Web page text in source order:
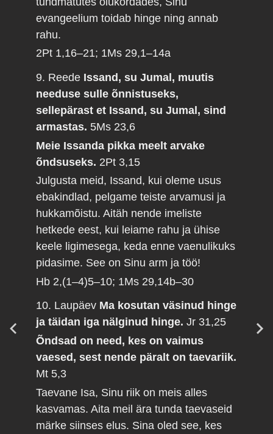
evangeelium toidab hinge ning annab
rahu.
2Pt 1,16–21; 1Ms 29,1–14a
9. Reede Issand, su Jumal, muutis
needuse sulle õnnistuseks,
sellepärast et Issand, su Jumal, sind
armastas. 5Ms 23,6
Meie Issanda pikka meelt arvake
õndsuseks. 2Pt 3,15
Julgusta meid, Issand, kui oleme usus
ebakindlad, pelgame teiste arvamusi ja
hukkamõistu. Aitäh nende imeliste
hetkede eest, kui leiame rahu ja ühise
keele ligimesega, keda enne vaenulikuks
pidasime. See on Sinu arm ja töö!
Hb 2,(1–4)5–10; 1Ms 29,14b–30
10. Laupäev Ma kosutan väsinud hinge
ja täidan iga nälginud hinge.Jr 31,25
Õndsad on need, kes on vaimus
vaesed, sest nende päralt on taevariik.
Mt 5,3
Taevane Isa, Sinu riik on meis alles
kasvamas. Aita meil ära tunda taevaseid
märke siinses elus. Sina oled see, kes